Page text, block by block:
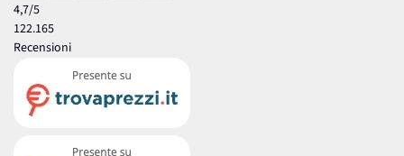
4,7/5
122.165
Recensioni